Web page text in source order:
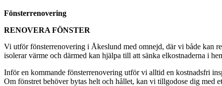
Fönsterrenovering
RENOVERA FÖNSTER
Vi utför fönsterrenovering i Åkeslund med omnejd, där vi både kan
isolerar värme och därmed kan hjälpa till att sänka elkostnaderna i
Inför en kommande fönsterrenovering utför vi alltid en kostnadsfri
Om fönstret behöver bytas helt och hållet, kan vi tillgodose dig med